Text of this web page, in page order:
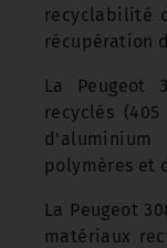
recyclabilité
récupération
La Peugeot
recyclés
polymères et
La Peugeot
matériaux